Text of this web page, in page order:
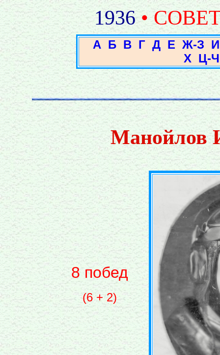
1936 •
А Б В Г Д Е Ж-З И
Х Ц-Ч
Манойлов
8 побед
(6 + 2)